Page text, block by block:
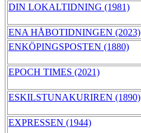
DIN LOKALTIDNING (1981)
ENA HÅBOTIDNINGEN (2023)
ENKÖPINGSPOSTEN (1880)
EPOCH TIMES (2021)
ESKILSTUNAKURIREN (1890)
EXPRESSEN (1944)